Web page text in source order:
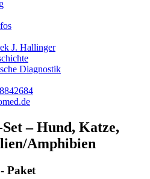
J. Hallinger
Diagnostik
– Hund, Katze,
Amphibien
Paket